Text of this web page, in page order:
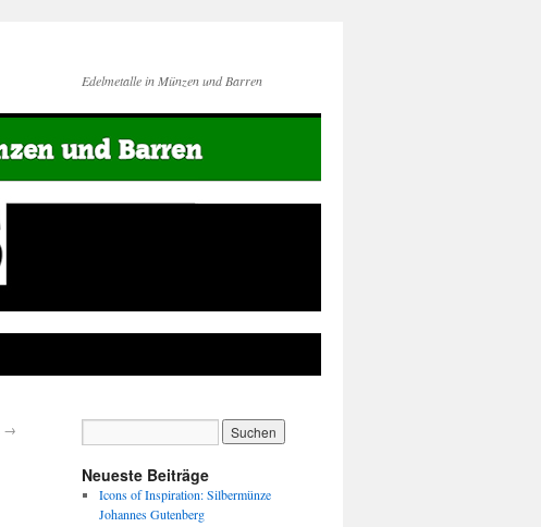
Edelmetalle in Münzen und Barren
→
Neueste Beiträge
Icons of Inspiration: Silbermünze
Johannes Gutenberg